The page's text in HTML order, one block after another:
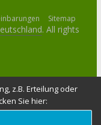
Sitemap
. All rights
z.B. Erteilung oder
Sie hier: